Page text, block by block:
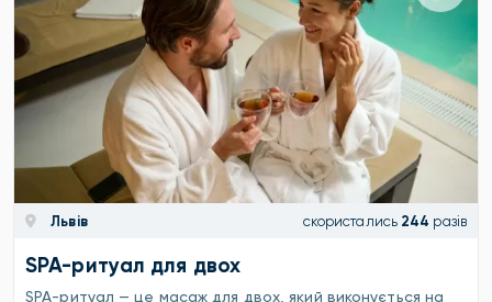
Львів скористались 244 разів
SPA-ритуал для двох
SPA-ритуал — це масаж для двох, який виконується на